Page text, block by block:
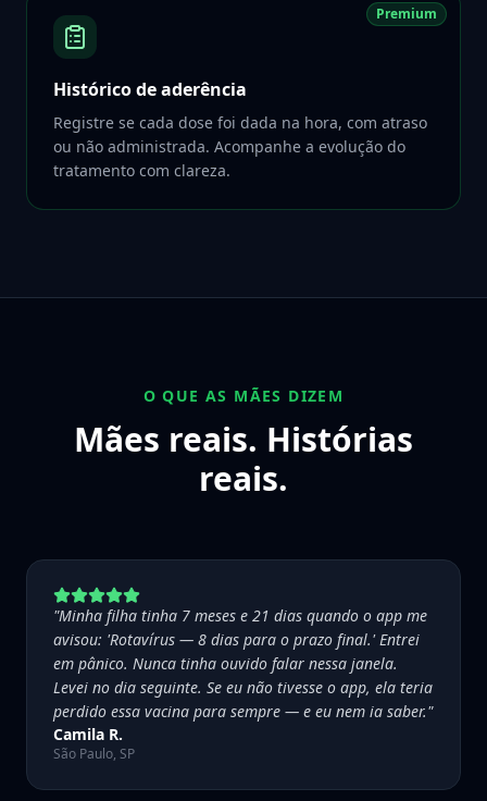
Premium
Histórico de aderência
Registre se cada dose foi dada na hora, com atraso
ou não administrada. Acompanhe a evolução do
tratamento com clareza.
O QUE AS MÃES DIZEM
Mães reais. Histórias
reais.
"Minha filha tinha 7 meses e 21 dias quando o app me
avisou: 'Rotavírus — 8 dias para o prazo final.' Entrei
em pânico. Nunca tinha ouvido falar nessa janela.
Levei no dia seguinte. Se eu não tivesse o app, ela teria
perdido essa vacina para sempre — e eu nem ia saber."
Camila R.
São Paulo, SP